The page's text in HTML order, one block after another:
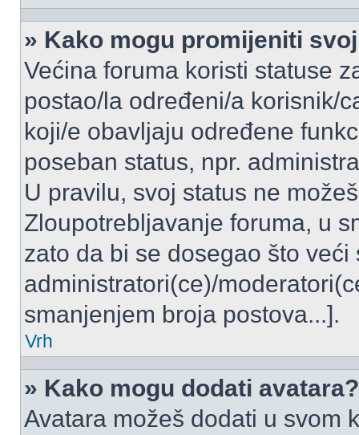
» Kako mogu promijeniti
Većina foruma koristi statuse
postao/la određeni/a korisnik/
koji/e obavljaju određene
poseban status, npr.
U pravilu, svoj status ne
Zloupotrebljavanje foruma, u
zato da bi se dosegao što
administratori(ce)/
smanjenjem broja postova...].
Vrh
» Kako mogu dodati avatara?
Avatara možeš dodati u svom